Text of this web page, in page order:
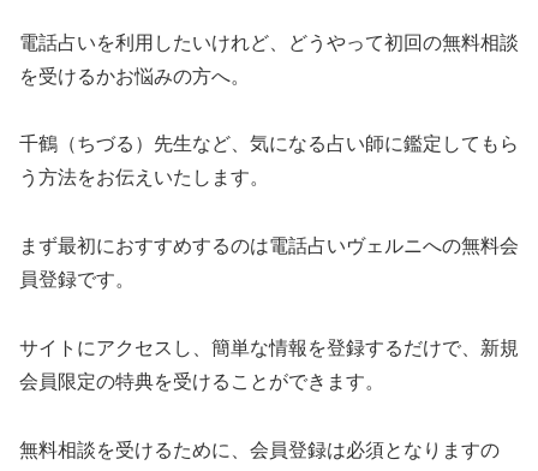
電話占いを利用したいけれど、どうやって初回の無料相談
を受けるかお悩みの方へ。
千鶴（ちづる）先生など、気になる占い師に鑑定してもら
う方法をお伝えいたします。
まず最初におすすめするのは電話占いヴェルニへの無料会
員登録です。
サイトにアクセスし、簡単な情報を登録するだけで、新規
会員限定の特典を受けることができます。
無料相談を受けるために、会員登録は必須となりますの